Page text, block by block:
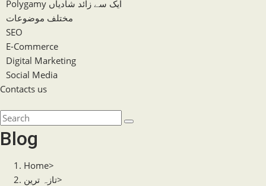
Polygamy ایک سے زائد شادیاں
مختلف موضوعات
SEO
E-Commerce
Digital Marketing
Social Media
Contacts us
website
search
Search
this
website
Blog
Home>
تازہ ترین>